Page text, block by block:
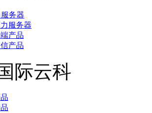
务器
服务器
产品
产品
际云科